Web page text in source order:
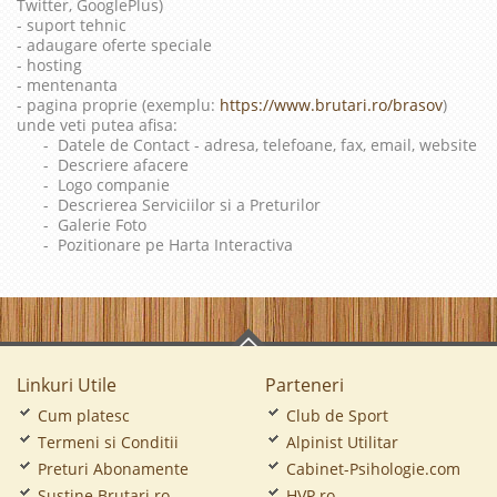
Twitter, GooglePlus)
- suport tehnic
- adaugare oferte speciale
- hosting
- mentenanta
- pagina proprie (exemplu: https://www.brutari.ro/brasov)
unde veti putea afisa:
- Datele de Contact - adresa, telefoane, fax, email, website
- Descriere afacere
- Logo companie
- Descrierea Serviciilor si a Preturilor
- Galerie Foto
- Pozitionare pe Harta Interactiva
Linkuri Utile
Cum platesc
Termeni si Conditii
Preturi Abonamente
Parteneri
Club de Sport
Alpinist Utilitar
Cabinet-Psihologie.com